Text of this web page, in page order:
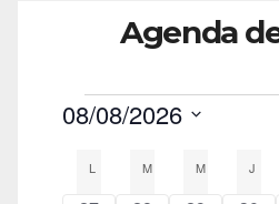
Agenda